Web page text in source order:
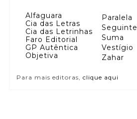
Alfaguara
Cia das Letras
Cia das Letrinhas
Faro Editorial
GP Autêntica
Objetiva
Paralela
Seguinte
Suma
Vestígio
Zahar
Para mais editoras, clique aqui